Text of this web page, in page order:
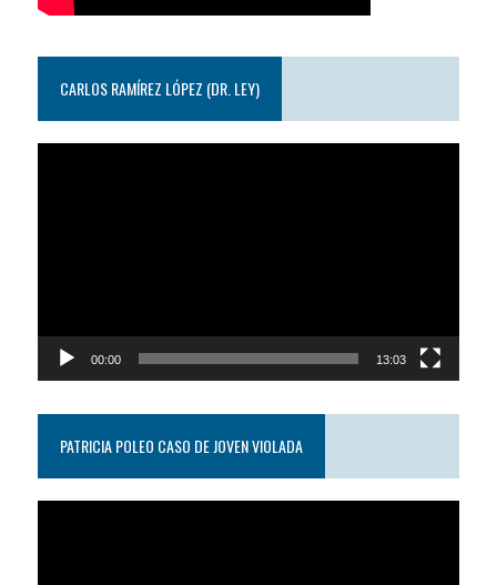
CARLOS RAMÍREZ LÓPEZ (DR. LEY)
00:00 13:03
PATRICIA POLEO CASO DE JOVEN VIOLADA